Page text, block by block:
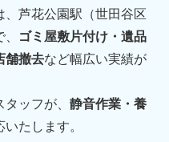
、芦花公園駅（世田谷区
ゴミ屋敷片付け・遺品
舗撤去など幅広い実績が
ッフが、 静音作業・養
たします。